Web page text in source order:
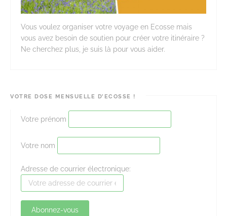
Vous voulez organiser votre voyage en Ecosse mais
vous avez besoin de soutien pour créer votre itinéraire ?
Ne cherchez plus, je suis là pour vous aider.
VOTRE DOSE MENSUELLE D’ECOSSE !
Votre prénom
Votre nom
Adresse de courrier électronique: